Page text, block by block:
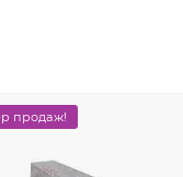
продаж!